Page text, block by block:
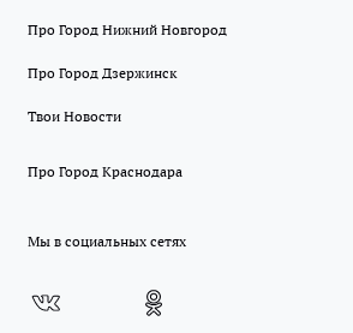
Про Город Нижний Новгород
Про Город Дзержинск
Твои Новости
Про Город Краснодара
Мы в социальных сетях